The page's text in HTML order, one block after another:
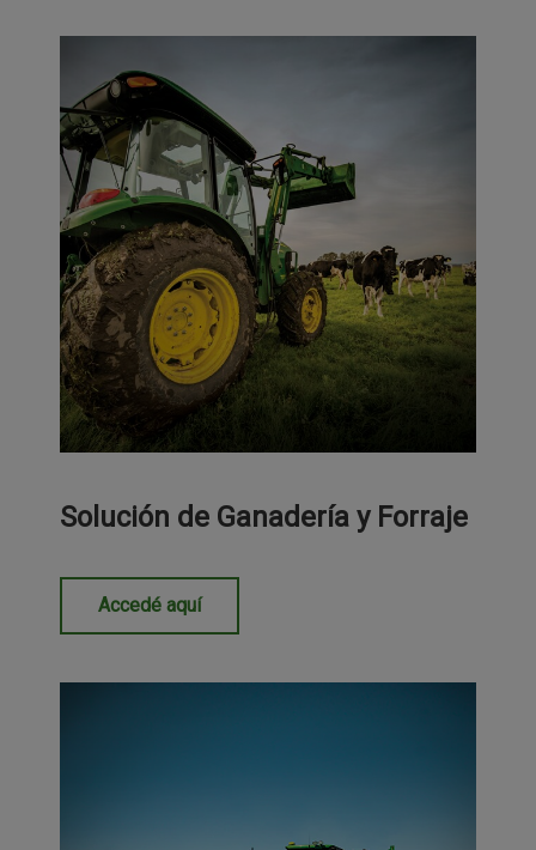
Solución de Ganadería y Forraje
Accedé aquí